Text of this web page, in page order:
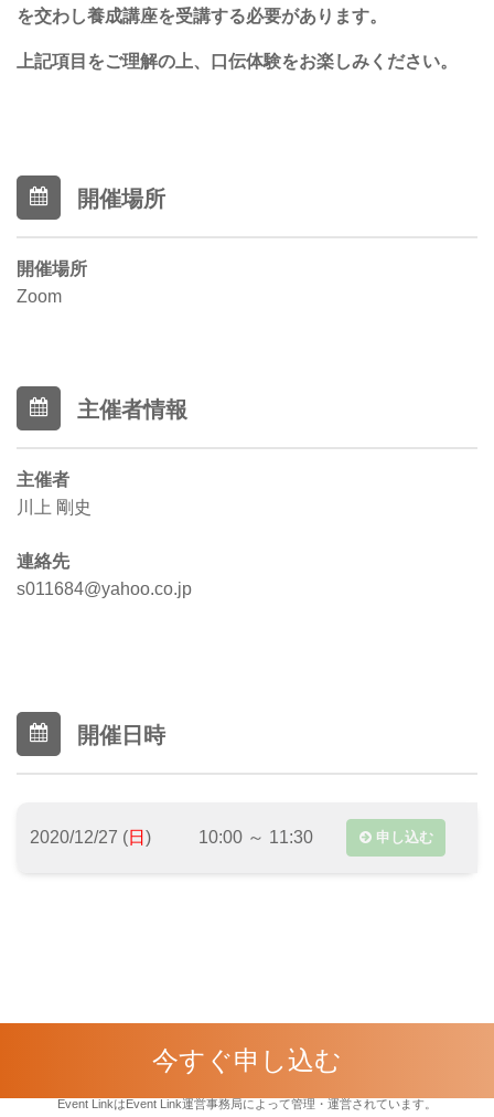
を交わし養成講座を受講する必要があります。
上記項目をご理解の上、口伝体験をお楽しみください。
開催場所
開催場所
Zoom
主催者情報
主催者
川上 剛史
連絡先
s011684@yahoo.co.jp
開催日時
2020/12/27 (日 ) 10:00 ～ 11:30 申し込む
今すぐ申し込む
イベント参加規約 イベント主催者規約 |
Event LinkはEvent Link運営事務局によって管理・運営されています。